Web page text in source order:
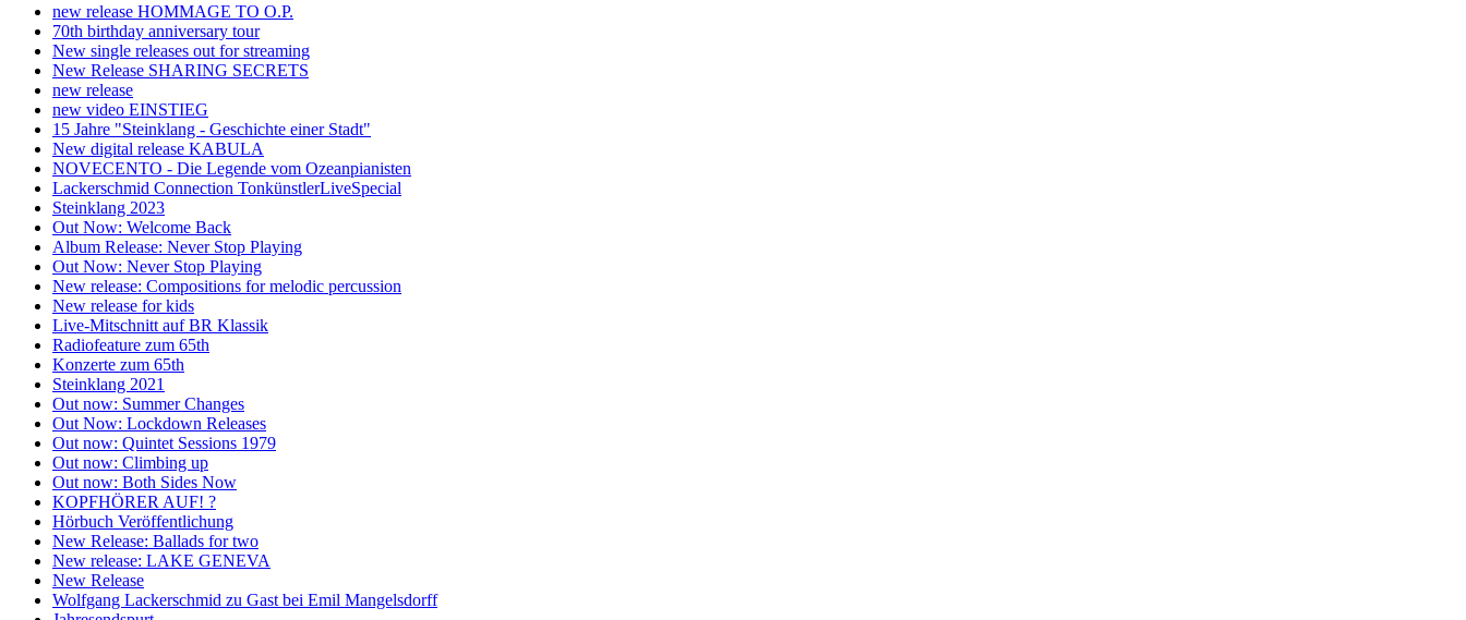
new release HOMMAGE TO O.P.
70th birthday anniversary tour
New single releases out for streaming
New Release SHARING SECRETS
new release
new video EINSTIEG
15 Jahre "Steinklang - Geschichte einer Stadt"
New digital release KABULA
NOVECENTO - Die Legende vom Ozeanpianisten
Lackerschmid Connection TonkünstlerLiveSpecial
Steinklang 2023
Out Now: Welcome Back
Album Release: Never Stop Playing
Out Now: Never Stop Playing
New release: Compositions for melodic percussion
New release for kids
Live-Mitschnitt auf BR Klassik
Radiofeature zum 65th
Konzerte zum 65th
Steinklang 2021
Out now: Summer Changes
Out Now: Lockdown Releases
Out now: Quintet Sessions 1979
Out now: Climbing up
Out now: Both Sides Now
KOPFHÖRER AUF! ?
Hörbuch Veröffentlichung
New Release: Ballads for two
New release: LAKE GENEVA
New Release
Wolfgang Lackerschmid zu Gast bei Emil Mangelsdorff